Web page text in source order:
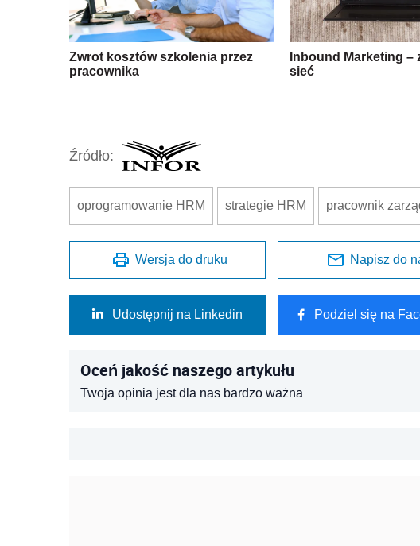
Zwrot kosztów szkolenia przez
pracownika
Inbound Marketing –
sieć
Źródło:
oprogramowanie HRM strategie HRM pracownik
Wersja do druku Napisz do
Udostępnij na Linkedin Podziel się na
Oceń jakość naszego artykułu
Twoja opinia jest dla nas bardzo ważna